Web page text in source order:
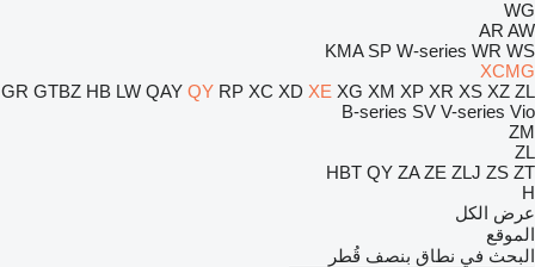
WG
AR AW
KMA SP W-series WR WS
XCMG
GR GTBZ HB LW QAY QY RP XC XD XE XG XM XP XR XS XZ ZL
B-series SV V-series Vio
ZM
ZL
HBT QY ZA ZE ZLJ ZS ZT
H
عرض الكل
الموقع
البحث في نطاق بنصف قُطر